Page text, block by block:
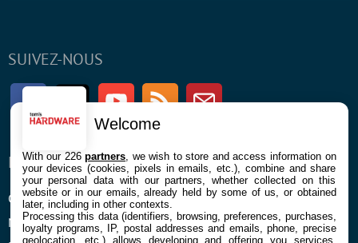
SUIVEZ-NOUS
FacebookTwitter Youtube RSS Newsletter
ENTREPRISE
Confidentialité et Cookies
Mentions légales et CGU
À PROPOS
Contact
Welcome
With our 226partners , we wish to store and access information on
your devices (cookies, pixels in emails, etc.), combine and share
your personal data with our partners, whether collected on this
website or in our emails, already held by some of us, or obtained
later, including in other contexts.
Processing this data (identifiers, browsing, preferences, purchases,
loyalty programs, IP, postal addresses and emails, phone, precise
geolocation, etc.) allows developing and offering you services,